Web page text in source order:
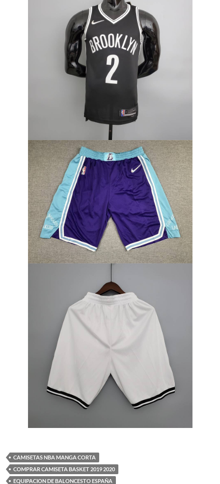
CAMISETAS NBA MANGA CORTA
COMPRAR CAMISETA BASKET 2019 2020
EQUIPACION DE BALONCESTO ESPAÑA